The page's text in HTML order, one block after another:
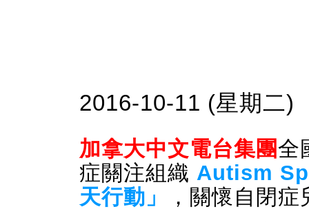
2016-10-11 (星期二)
加拿大中文電台集團全
症關注組織 Autism
天行動」
，關懷自閉症